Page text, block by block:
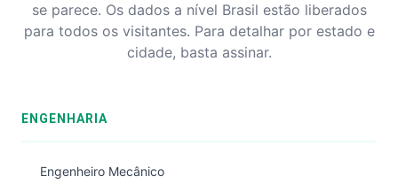
se parece. Os dados a nível Brasil estão liberados
para todos os visitantes. Para detalhar por estado e
cidade, basta assinar.
ENGENHARIA
Engenheiro Mecânico